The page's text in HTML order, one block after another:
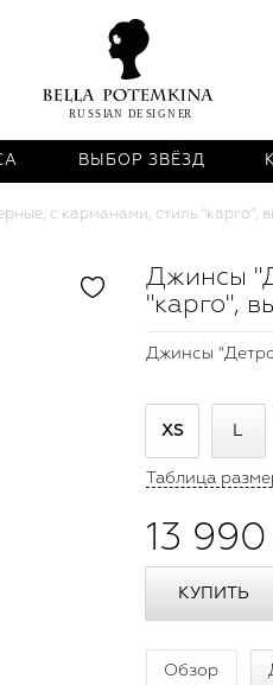
ВЫБОР ЗВЁЗД
с карманами, стиль "карго",
Джинсы
"карго",
Джинсы
XS
Таблица
13
Обзор